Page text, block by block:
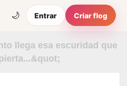
🌙 Entrar Criar flog
llega esa escuridad que